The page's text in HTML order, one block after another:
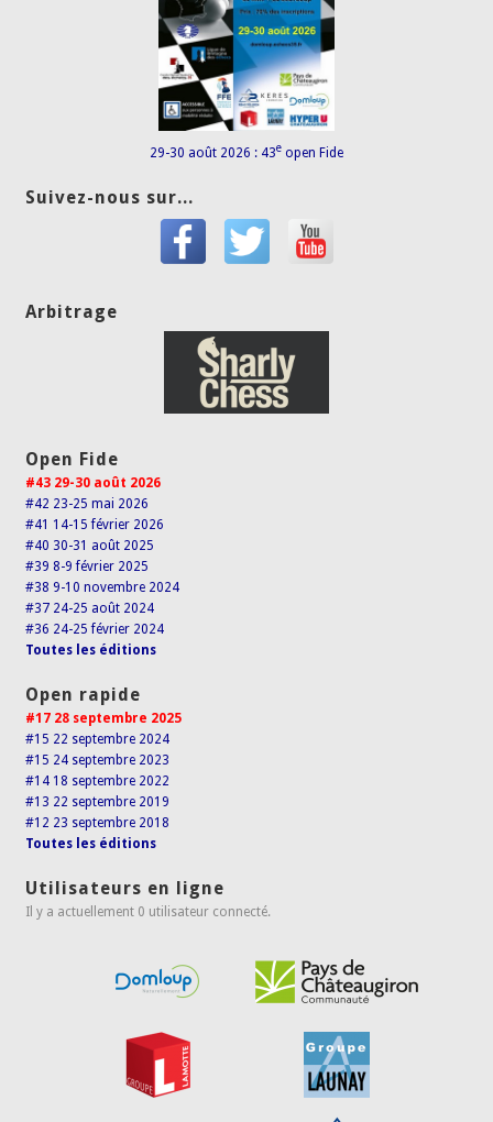
29-30 août 2026 : 43e open Fide
Suivez-nous sur...
Arbitrage
Open Fide
#43 29-30 août 2026
#42 23-25 mai 2026
#41 14-15 février 2026
#40 30-31 août 2025
#39 8-9 février 2025
#38 9-10 novembre 2024
#37 24-25 août 2024
#36 24-25 février 2024
Toutes les éditions
Open rapide
#17 28 septembre 2025
#15 22 septembre 2024
#15 24 septembre 2023
#14 18 septembre 2022
#13 22 septembre 2019
#12 23 septembre 2018
Toutes les éditions
Utilisateurs en ligne
Il y a actuellement 0 utilisateur connecté.